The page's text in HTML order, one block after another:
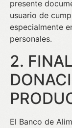
presente
usuario de
especialmente
personales.
2.
El Banco de